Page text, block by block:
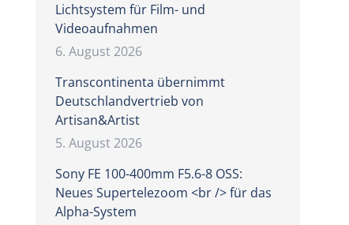
Lichtsystem für Film- und
Videoaufnahmen
6. August 2026
Transcontinenta übernimmt
Deutschlandvertrieb von
Artisan&Artist
5. August 2026
Sony FE 100-400mm F5.6-8 OSS:
Neues Supertelezoom <br /> für das
Alpha-System